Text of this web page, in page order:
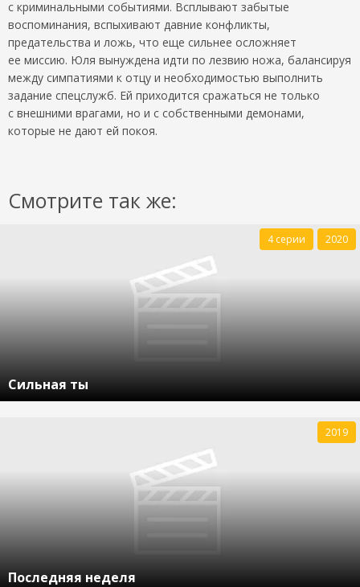
с криминальными событиями. Всплывают забытые
воспоминания, вспыхивают давние конфликты,
предательства и ложь, что еще сильнее осложняет
ее миссию. Юля вынуждена идти по лезвию ножа, балансируя
между симпатиями к отцу и необходимостью выполнить
задание спецслужб. Ей приходится сражаться не только
с внешними врагами, но и с собственными демонами,
которые не дают ей покоя.
Смотрите так же:
Сильная ты
4 серии 2020
Последняя неделя
2019